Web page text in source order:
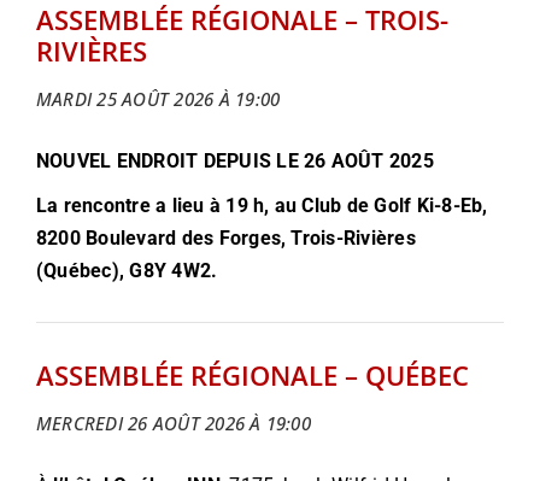
ASSEMBLÉE RÉGIONALE – TROIS-
RIVIÈRES
MARDI 25 AOÛT 2026 À 19:00
NOUVEL ENDROIT DEPUIS LE 26 AOÛT 2025
La rencontre a lieu à 19 h, au Club de Golf Ki-8-Eb,
8200 Boulevard des Forges, Trois-Rivières
(Québec), G8Y 4W2.
ASSEMBLÉE RÉGIONALE – QUÉBEC
MERCREDI 26 AOÛT 2026 À 19:00